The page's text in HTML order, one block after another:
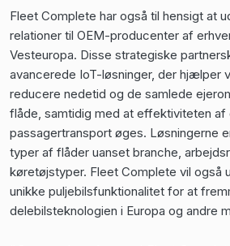
Fleet Complete har også til hensigt at
relationer til OEM-producenter af
Vesteuropa. Disse strategiske
avancerede IoT-løsninger, der hjælper
reducere nedetid og de samlede
flåde, samtidig med at effektiviteten
passagertransport øges. Løsningerne
typer af flåder uanset branche,
køretøjstyper. Fleet Complete vil også
unikke puljebilsfunktionalitet for at
delebilsteknologien i Europa og andre